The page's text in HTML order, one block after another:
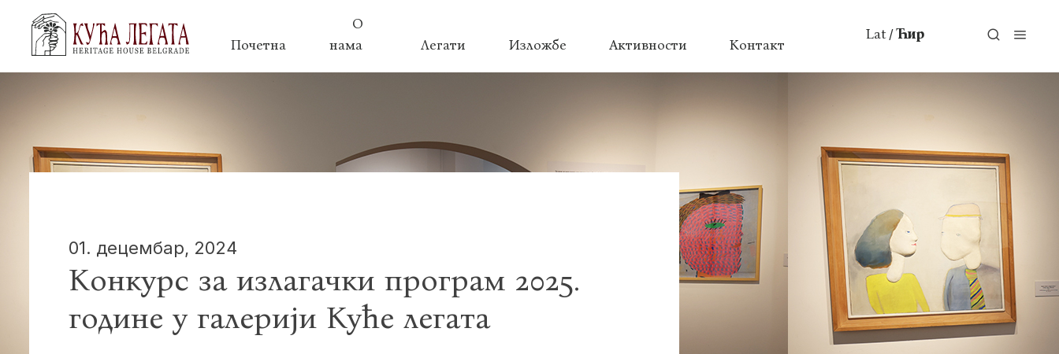
Почетна
О
нама
Легати Изложбе Активности Контакт
Lat /Ћир
01. децембар, 2024
Конкурс за излагачки програм 2025.
године у галерији Куће легата